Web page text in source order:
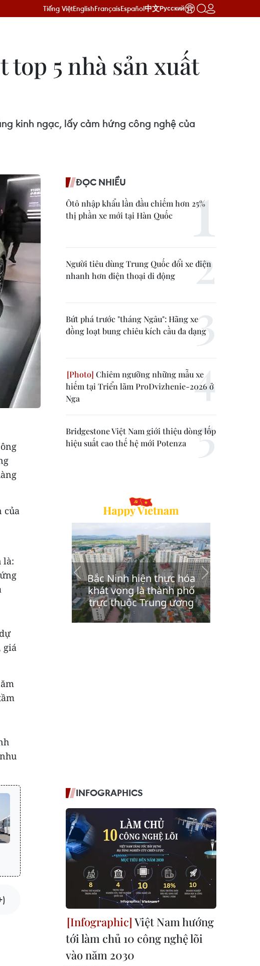
Tiếng ViệtEnglishFrançaisEspañol中文Русский
5 nhà sản xuất
kinh ngạc, lấy cảm hứng công nghệ của
của
là:
giá
ĐỌC NHIỀU
Ôtô nhập khẩu lần đầu chiếm hơn 25%
thị phần xe mới tại Hàn Quốc
Người tiêu dùng Trung Quốc đổi xe điện
nhanh hơn điện thoại di động
Bứt phá trước "tháng Ngâu": Hãng xe
đồng loạt bung chiêu kích cầu đa dạng
Chiêm ngưỡng những mẫu xe
hiếm tại Triển lãm ProDvizhenie-2026 ở
Nga
Bridgestone Việt Nam giới thiệu dòng lốp
hiệu suất cao thế hệ mới Potenza
INFOGRAPHICS
Việt Nam hướng
tới làm chủ 10 công nghệ lõi
vào năm 2030